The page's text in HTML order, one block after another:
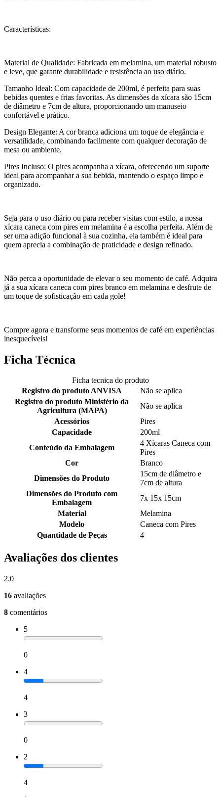
Características:
Material de Qualidade: Fabricada em melamina, um material robusto
e leve, que garante durabilidade e resistência ao uso diário.
Tamanho Ideal: Com capacidade de 200ml, é perfeita para suas
bebidas quentes e frias favoritas. As dimensões da xícara são 15cm
de diâmetro e 7cm de altura, proporcionando um manuseio
confortável e prático.
Design Elegante: A cor branca adiciona um toque de elegância e
versatilidade, combinando facilmente com qualquer decoração de
mesa ou ambiente.
Pires Incluso: O pires acompanha a xícara, oferecendo um suporte
ideal para acompanhar a sua bebida, mantendo o espaço limpo e
organizado.
Seja para o uso diário ou para receber visitas com estilo, a nossa
xícara caneca com pires em melamina é a escolha perfeita. Além de
ser uma adição funcional à sua cozinha, ela também é ideal para
quem aprecia a combinação de praticidade e design refinado.
Não perca a oportunidade de elevar o seu momento de café. Adquira
já a sua xícara caneca com pires branco em melamina e desfrute de
um toque de sofisticação em cada gole!
Compre agora e transforme seus momentos de café em experiências
inesquecíveis!
Ficha Técnica
Ficha tecnica do produto
Registro do produto ANVISA
Não se aplica
Registro do produto Ministério da
Agricultura (MAPA)
Não se aplica
Acessórios
Pires
Capacidade
200ml
Conteúdo da Embalagem
4 Xícaras Caneca com
Pires
Cor
Branco
Dimensões do Produto
15cm de diâmetro e
7cm de altura
Dimensões do Produto com
Embalagem
7x 15x 15cm
Material
Melamina
Modelo
Caneca com Pires
Quantidade de Peças
4
Avaliações dos clientes
2.0
16 avaliações
8 comentários
5
0
4
4
3
0
2
4